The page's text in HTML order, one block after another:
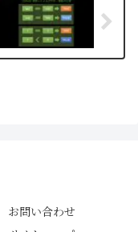
お問い合わせ